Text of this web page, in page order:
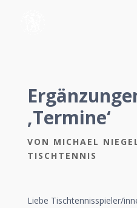
‚Termine‘
VON MICHAEL
TISCHTENNIS
Liebe Tischtennisspieler/